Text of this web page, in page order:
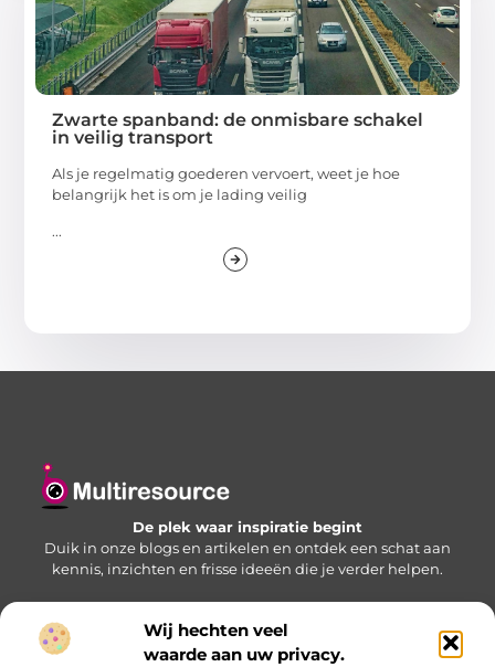
Wij hechten veel
waarde aan uw privacy.
Zwarte spanband: de onmisbare schakel
in veilig transport
Als je regelmatig goederen vervoert, weet je hoe
belangrijk het is om je lading veilig
...
De plek waar inspiratie begint
Duik in onze blogs en artikelen en ontdek een schat aan
kennis, inzichten en frisse ideeën die je verder helpen.
Bericht categorie